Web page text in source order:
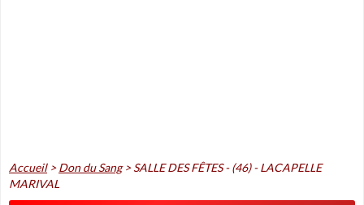
Accueil>Don du Sang>SALLE DES FÊTES - (46) - LACAPELLE
MARIVAL